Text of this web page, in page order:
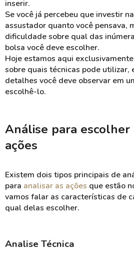
inserir.
Se você já percebeu que investir
assustador quanto você pensava,
dificuldade sobre qual das
bolsa você deve escolher.
Hoje estamos aqui
sobre quais técnicas pode utilizar,
detalhes você deve observar em
escolhê-lo.
Análise para escolher
ações
Existem dois tipos principais de
para analisar as ações que estão
vamos falar as características de
qual delas escolher.
Analise Técnica